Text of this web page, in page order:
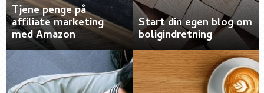
Tjene penge på
affiliate marketing
med Amazon
Start din egen blog om
boligindretning